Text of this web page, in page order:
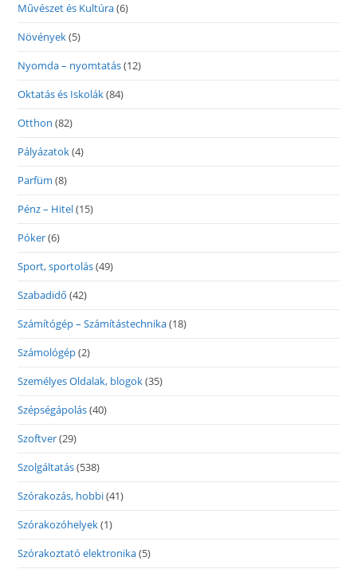
Művészet és Kultúra(6)
Növények(5)
Nyomda – nyomtatás(12)
Oktatás és Iskolák(84)
Otthon (82)
Pályázatok(4)
Parfüm (8)
Pénz – Hitel(15)
Póker(6)
Sport, sportolás(49)
Szabadidő (42)
Számítógép – Számítástechnika(18)
Számológép(2)
Személyes Oldalak, blogok(35)
Szépségápolás(40)
Szoftver(29)
Szolgáltatás(538)
Szórakozás, hobbi(41)
Szórakozóhelyek(1)
Szórakoztató elektronika(5)